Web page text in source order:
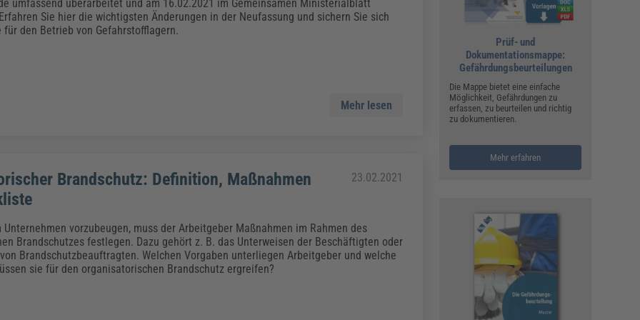
Vergaberecht
Künstliche Intelligenz Personalmanagement
Weiterbildungen (AKADEMIE HERKERT)
umfassend überarbeitet und am 16.02.2021 im Gemeinsamen Ministerialblatt
Sie hier die wichtigsten Änderungen in der Neufassung und sichern Sie sich
für den Betrieb von Gefahrstofflagern.
Mehr lesen
Brandschutz: Definition, Maßnahmen
23.02.2021
Unternehmen vorzubeugen, muss der Arbeitgeber Maßnahmen im Rahmen des
Brandschutzes festlegen. Dazu gehört z. B. das Unterweisen der Beschäftigten oder
Brandschutzbeauftragten. Welchen Vorgaben unterliegen Arbeitgeber und welche
sie für den organisatorischen Brandschutz ergreifen?
Prüf- und
Dokumentationsmappe:
Gefährdungsbeurteilungen
Die Mappe bietet eine einfache
Möglichkeit, Gefährdungen zu
erfassen, zu beurteilen und richtig
zu dokumentieren.
Mehr erfahren